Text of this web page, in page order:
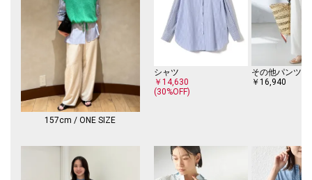
▼シリーズもございます。
ブライトペーパーVネックニットカーディガン（品番：316-22-1353）
-------------------------------------
生地の厚み：中間
伸縮性：有
透け感：有
光沢感：有
ポケット：無
-------------------------------------
157cm / ONE SIZE
シャツ
￥14,630
(30%OFF)
その他パンツ
￥16,940